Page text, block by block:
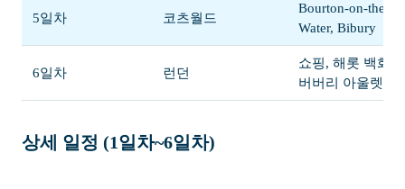
5일차 코츠월드
Bourton-on-the-
Water, Bibury
6일차 런던
쇼핑, 해롯 백화
버버리 아울렛
상세 일정 (1일차~6일차)